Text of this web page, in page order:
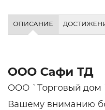
ОПИСАНИЕ
ООО Сафи ТД
ООО `Торговый дом
Вашему вниманию